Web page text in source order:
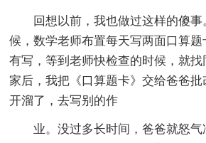
回想以前，我也做过这样的傻
候，数学老师布置每天写两面口算
有写，等到老师快检查的时候，就找
家后，我把《口算题卡》交给爸爸
开溜了，去写别的作
业。没过多长时间，爸爸就怒